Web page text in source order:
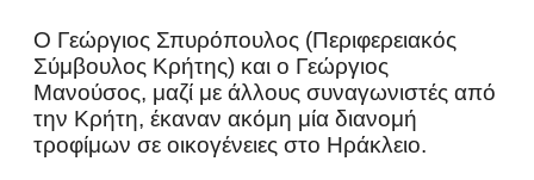
Ο Γεώργιος Σπυρόπουλος (Περιφερειακός
Σύμβουλος Κρήτης) και ο Γεώργιος
Μανούσος, μαζί με άλλους συναγωνιστές από
την Κρήτη, έκαναν ακόμη μία διανομή
τροφίμων σε οικογένειες στο Ηράκλειο.